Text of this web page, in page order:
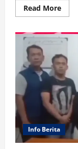
Read MoreRead
more
yang
vs
Info Berita